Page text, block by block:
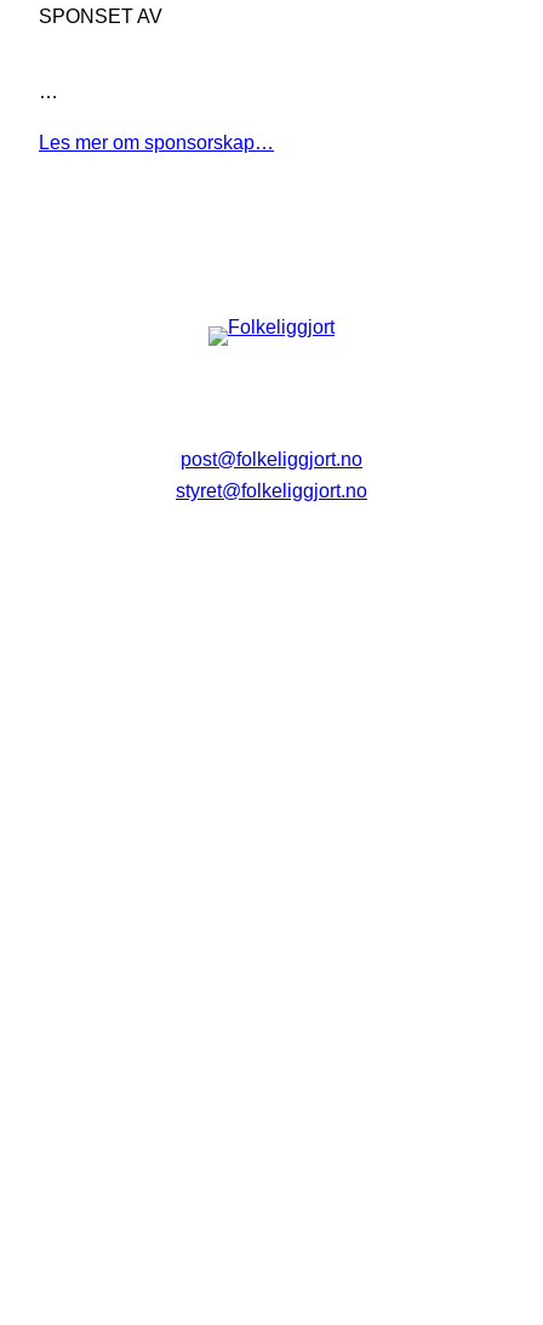
SPONSET AV
…
Les mer om sponsorskap…
post@folkeliggjort.no
styret@folkeliggjort.no